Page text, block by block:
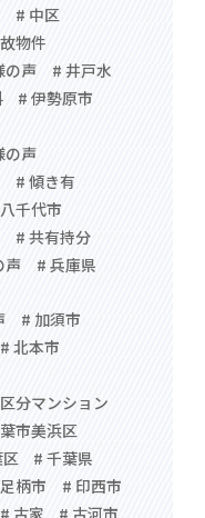
# 中区
物件
の声
# 井戸水
# 伊勢原市
の声
# 傾き有
千代市
# 共有持分
声
# 兵庫県
# 加須市
# 北本市
分マンション
市美浜区
# 千葉県
柄市
# 印西市